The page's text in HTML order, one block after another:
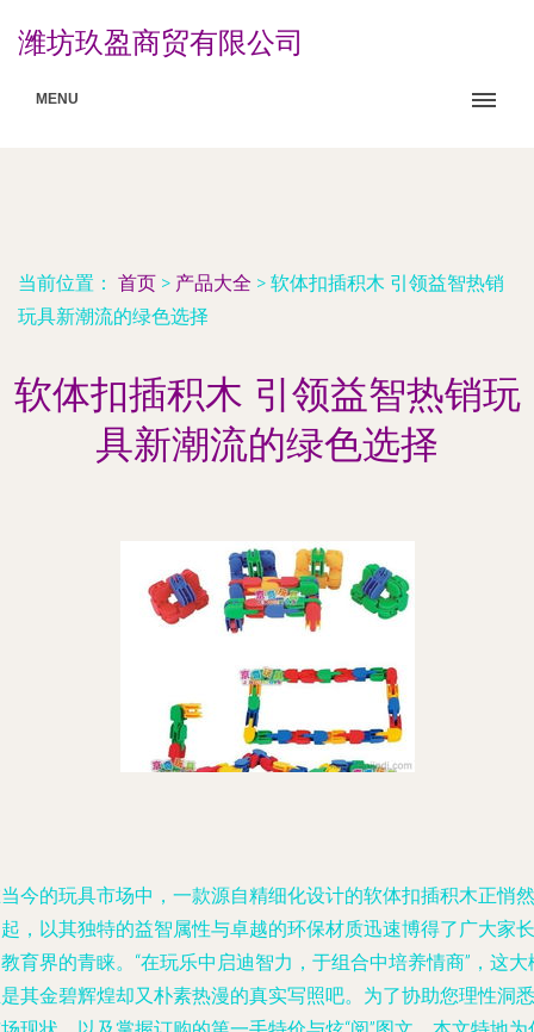
潍坊玖盈商贸有限公司
MENU
当前位置： 首页 > 产品大全 > 软体扣插积木 引领益智热销
玩具新潮流的绿色选择
软体扣插积木 引领益智热销玩
具新潮流的绿色选择
今的玩具市场中，一款源自精细化设计的软体扣插积木正悄然
，以其独特的益智属性与卓越的环保材质迅速博得了广大家长
育界的青睐。“在玩乐中启迪智力，于组合中培养情商”，这大
其金碧辉煌却又朴素热漫的真实写照吧。为了协助您理性洞悉